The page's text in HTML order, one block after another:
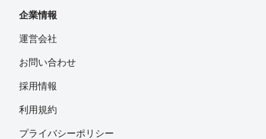
企業情報
運営会社
お問い合わせ
採用情報
利用規約
プライバシーポリシー